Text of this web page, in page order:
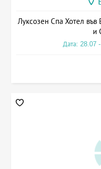
Луксозен Спа Хотел
и
Дата: 28.07